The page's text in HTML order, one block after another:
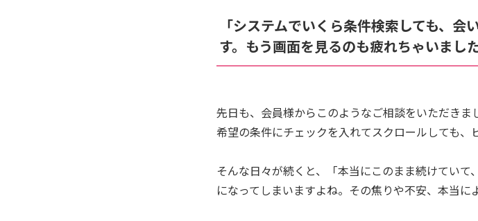
「システムでいくら条件検索しても、
す。もう画面を見るのも疲れちゃいまし
先日も、会員様からこのようなご相談をいただきま
希望の条件にチェックを入れてスクロールしても、
そんな日々が続くと、「本当にこのまま続けてい
になってしまいますよね。その焦りや不安、本当に